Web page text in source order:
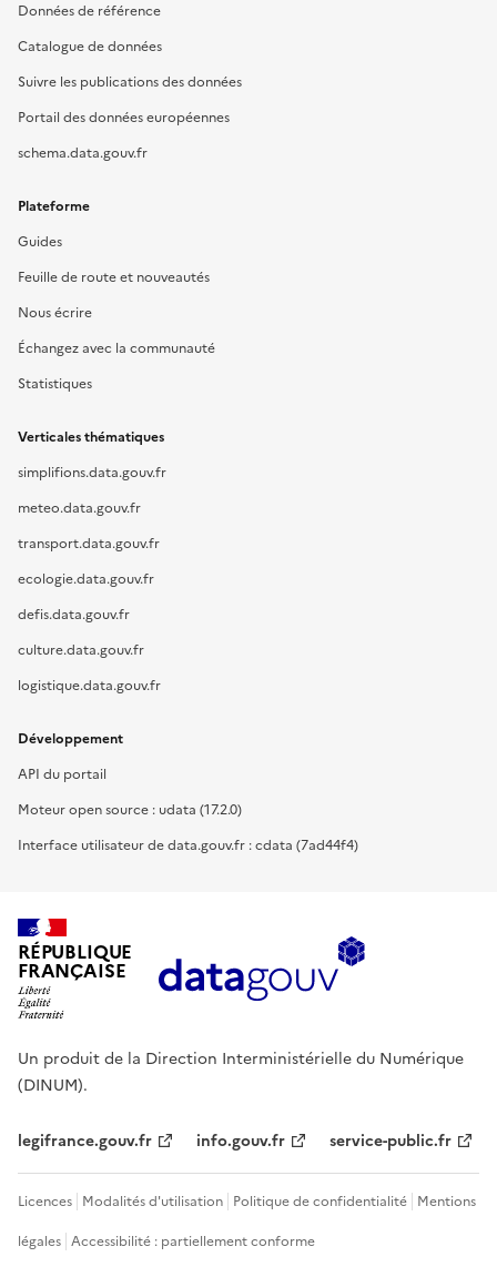
Données de référence
Catalogue de données
Suivre les publications des données
Portail des données européennes
schema.data.gouv.fr
Plateforme
Guides
Feuille de route et nouveautés
Nous écrire
Échangez avec la communauté
Statistiques
Verticales thématiques
simplifions.data.gouv.fr
meteo.data.gouv.fr
transport.data.gouv.fr
ecologie.data.gouv.fr
defis.data.gouv.fr
culture.data.gouv.fr
logistique.data.gouv.fr
Développement
API du portail
Moteur open source : udata (17.2.0)
Interface utilisateur de data.gouv.fr : cdata (7ad44f4)
RÉPUBLIQUE
FRANÇAISE
Un produit de la Direction Interministérielle du Numérique
(DINUM).
legifrance.gouv.fr info.gouv.fr service-public.fr
Licences Modalités d'utilisation Politique de confidentialité Mentions
légales Accessibilité : partiellement conforme